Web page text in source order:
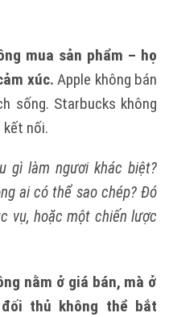
mua sản phẩm – họ
xúc. Apple không bán
sống. Starbucks không
kết nối.
gì làm ngươi khác biệt?
ai có thể sao chép? Đó
vụ, hoặc một chiến lược
nằm ở giá bán, mà ở
thủ không thể bắt